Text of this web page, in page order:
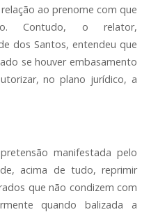
ao prenome com que
Contudo, o relator,
dos Santos, entendeu que
se houver embasamento
no plano jurídico, a
manifestada pelo
acima de tudo, reprimir
que não condizem com
quando balizada a